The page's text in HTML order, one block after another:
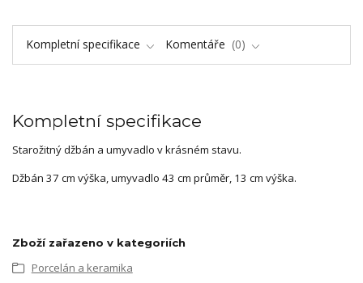
Kompletní specifikace Komentáře 0
Kompletní specifikace
Starožitný džbán a umyvadlo v krásném stavu.
Džbán 37 cm výška, umyvadlo 43 cm průměr, 13 cm výška.
Zboží zařazeno v kategoriích
Porcelán a keramika